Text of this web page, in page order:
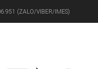
(ZALO/VIBER/IMES)